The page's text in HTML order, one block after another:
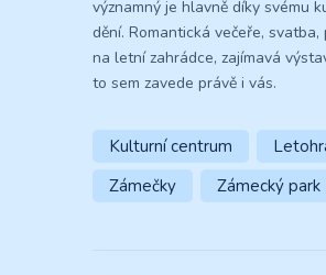
významný je hlavně díky svému
dění. Romantická večeře, svatba,
na letní zahrádce, zajímavá
to sem zavede právě i vás.
Kulturní centrum
Zámečky
Zámecký park